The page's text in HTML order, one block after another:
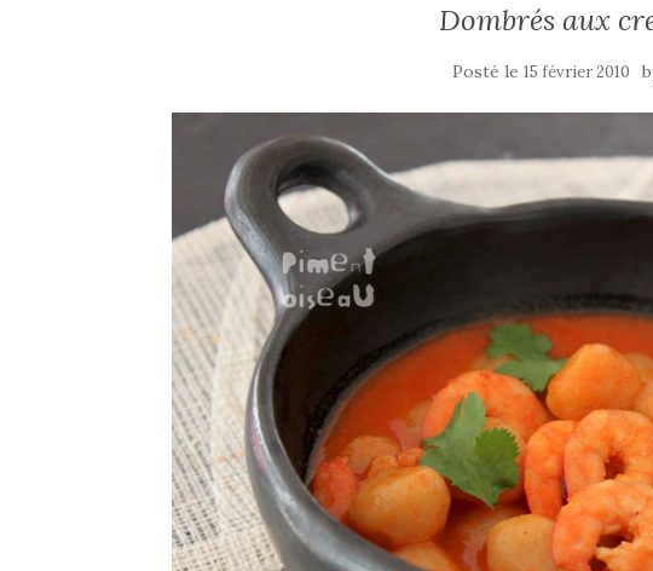
Dombrés aux
Posté le 15 février 2010